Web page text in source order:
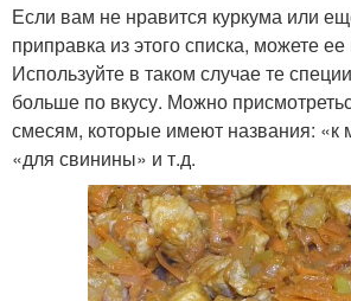
Если вам не нравится куркума или
приправка из этого списка, можете
Используйте в таком случае те
больше по вкусу. Можно
смесям, которые имеют названия: «к
«для свинины» и т.д.